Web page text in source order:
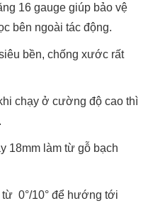
16 gauge giúp bảo vệ
bên ngoài tác động.
bền, chống xước rất
chạy ở cường độ cao thì
18mm làm từ gỗ bạch
0°/10° để hướng tới